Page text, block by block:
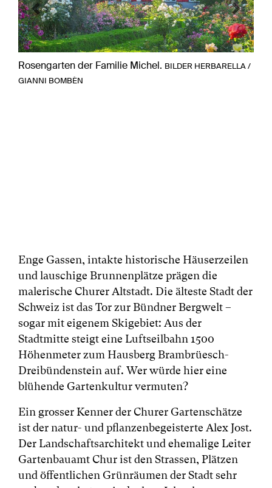
Rosengarten der Familie Michel. BILDER HERBARELLA /
GIANNI BOMBÈN
Previous Next
Enge Gassen, intakte historische Häuserzeilen
und lauschige Brunnenplätze prägen die
malerische Churer Altstadt. Die älteste Stadt der
Schweiz ist das Tor zur Bündner Bergwelt –
sogar mit eigenem Skigebiet: Aus der
Stadtmitte steigt eine Luftseilbahn 1500
Höhenmeter zum Hausberg Brambrüesch-
Dreibündenstein auf. Wer würde hier eine
blühende Gartenkultur vermuten?
Ein grosser Kenner der Churer Gartenschätze
ist der natur- und pflanzenbegeisterte Alex Jost.
Der Landschaftsarchitekt und ehemalige Leiter
Gartenbauamt Chur ist den Strassen, Plätzen
und öffentlichen Grünräumen der Stadt sehr